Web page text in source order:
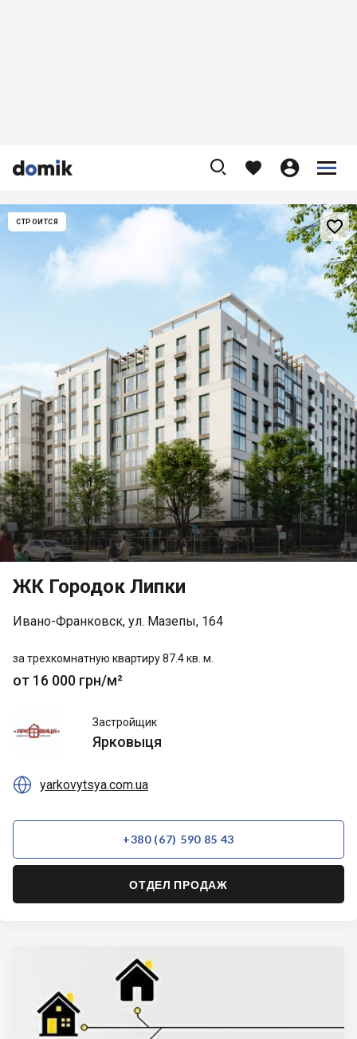


    


СТРОИТСЯ 
ЖК Городок Липки
Ивано-Франковск, ул. Мазепы, 164
за трехкомнатную квартиру 87.4 кв. м.
от 16 000 грн/м²
Застройщик
Ярковыця
 yarkovytsya.com.ua
+380 (67) 590 85 43
ОТДЕЛ ПРОДАЖ